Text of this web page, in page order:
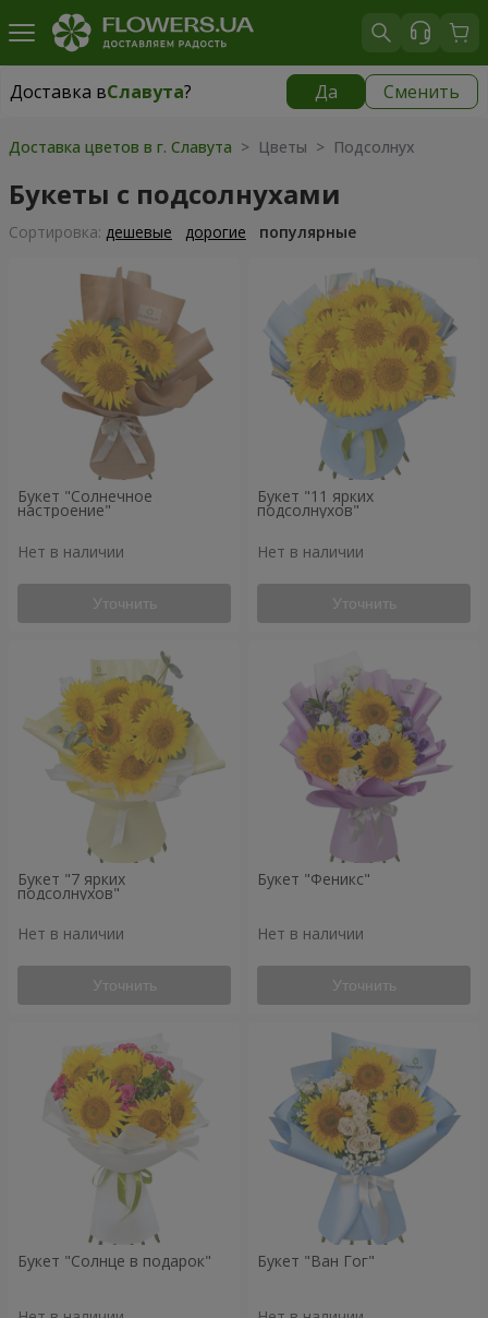
Доставка вСлавута? Да Сменить
Доставка вСлавута|
Доставка цветов в г. Славута > Цветы > Подсолнух
Букеты с подсолнухами
Cортировка: дешевые дорогие популярные
Букет "Солнечное
настроение"
Нет в наличии
Уточнить
Букет "11 ярких
подсолнухов"
Нет в наличии
Уточнить
Букет "7 ярких
подсолнухов"
Нет в наличии
Уточнить
Букет "Феникс"
Нет в наличии
Уточнить
Букет "Солнце в подарок" Букет "Ван Гог"